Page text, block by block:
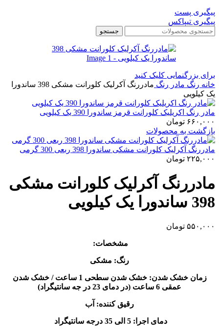
پیگیری پست
پیگیری تیپاکس
جستجو
برای بزرگنمایی کلیک کنید
خانه رنگ مادر رنگ
مادررنگ آکرلیک کلورانت مشکی 398 ساندورا
یک کیلویی
مادر رنگ اکریلیک کلورانت قرمز ساندورا 390 یک کیلویی
۶۶۰,۰۰۰ تومان
بازگشت به محصولات
مادررنگ آکرلیک کلورانت مشکی ساندورا 398 ربعی 300 گرمی
۲۲۵,۰۰۰ تومان
مادررنگ آکرلیک کلورانت مشکی
398 ساندورا یک کیلویی
۵۵۰,۰۰۰ تومان
مشخصات:
رنگ: مشکی
زمان خشک شدن: خشک شدن سطحی 1 ساعت / خشک شدن
عمقی 6 ساعت (در دمای 23 در جه سانتیگراد)
رقیق کننده: آب
دمای اجرا: 5 الی 35 درجه سانتیگراد